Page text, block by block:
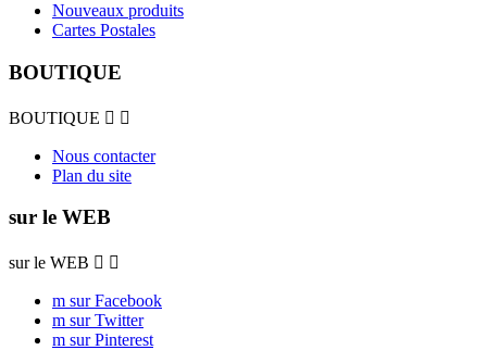
Nouveaux produits
Cartes Postales
BOUTIQUE
BOUTIQUE  
Nous contacter
Plan du site
sur le WEB
sur le WEB  
m sur Facebook
m sur Twitter
m sur Pinterest